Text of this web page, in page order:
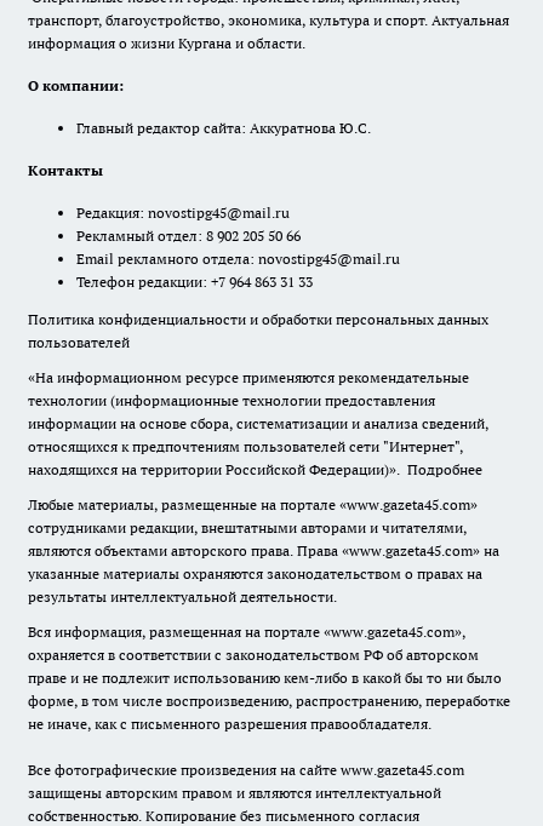
транспорт, благоустройство, экономика, культура и спорт. Актуальная
информация о жизни Кургана и области.
О компании:
Главный редактор сайта: Аккуратнова Ю.С.
Контакты
Редакция: novostipg45@mail.ru
Рекламный отдел: 8 902 205 50 66
Email рекламного отдела: novostipg45@mail.ru
Телефон редакции: +7 964 863 31 33
Политика конфиденциальности и обработки персональных данных
пользователей
«На информационном ресурсе применяются рекомендательные
технологии (информационные технологии предоставления
информации на основе сбора, систематизации и анализа сведений,
относящихся к предпочтениям пользователей сети "Интернет",
находящихся на территории Российской Федерации)». Подробнее
Любые материалы, размещенные на портале «www.gazeta45.com»
сотрудниками редакции, внештатными авторами и читателями,
являются объектами авторского права. Права «www.gazeta45.com» на
указанные материалы охраняются законодательством о правах на
результаты интеллектуальной деятельности.
Вся информация, размещенная на портале «www.gazeta45.com»,
охраняется в соответствии с законодательством РФ об авторском
праве и не подлежит использованию кем-либо в какой бы то ни было
форме, в том числе воспроизведению, распространению, переработке
не иначе, как с письменного разрешения правообладателя.
Все фотографические произведения на сайте www.gazeta45.com
защищены авторским правом и являются интеллектуальной
собственностью. Копирование без письменного согласия